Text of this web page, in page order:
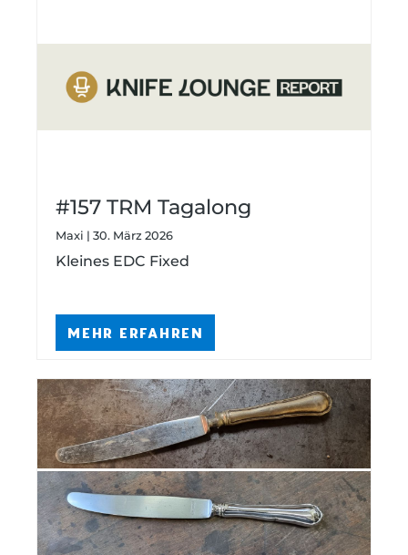
#157 TRM Tagalong
Maxi | 30. März 2026
Kleines EDC Fixed
MEHR ERFAHREN